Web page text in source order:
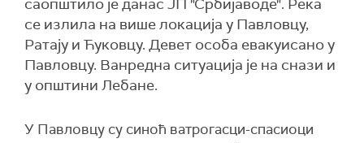
саопштило је данас ЈП "Србијаводе". Река
се излила на више локација у Павловцу,
Ратају и Ћуковцу. Девет особа евакуисано у
Павловцу. Ванредна ситуација је на снази и
у општини Лебане.
У Павловцу су синоћ ватрогасци-спасиоци